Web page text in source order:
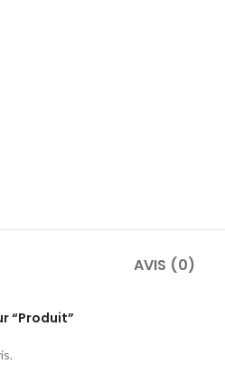
AVIS (0)
“Produit”